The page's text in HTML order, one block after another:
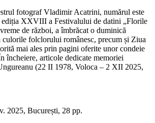
fotograf Vladimir Acatrini, numărul este
ediția XXVIII a Festivalului de datini „Florile
de război, a îmbrăcat o duminică
culorile folclorului românesc, precum și Ziua
mai ales prin pagini oferite unor condeie
încheiere, articole dedicate memoriei
(22 II 1978, Voloca – 2 XII 2025,
2025, București, 28 pp.